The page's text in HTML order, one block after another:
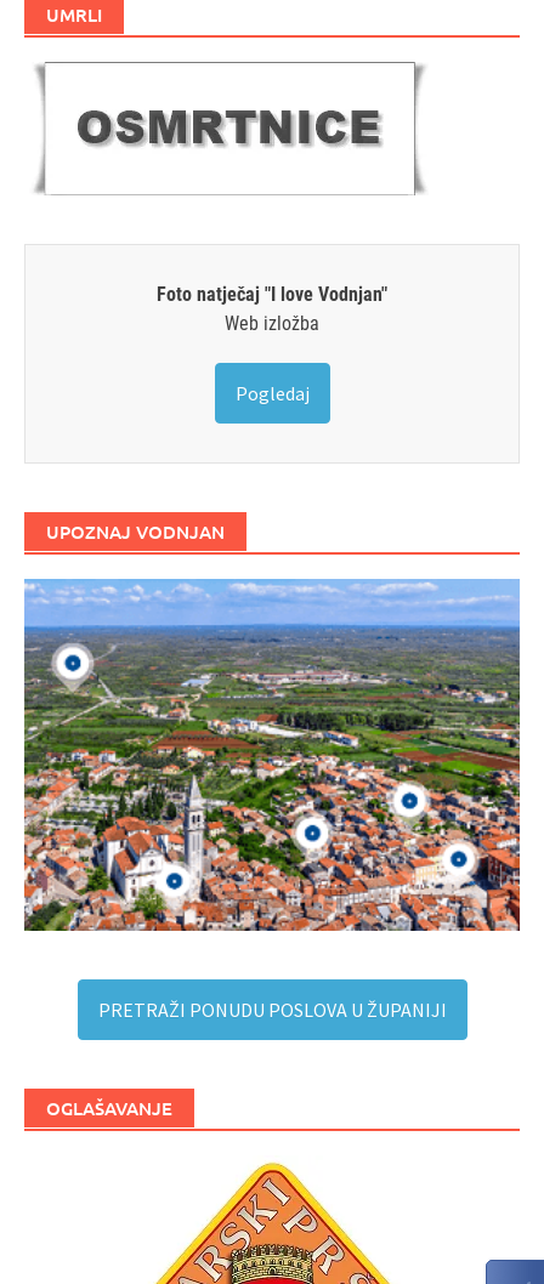
UMRLI
Foto natječaj "I love Vodnjan"
Web izložba
Pogledaj
UPOZNAJ VODNJAN
PRETRAŽI PONUDU POSLOVA U ŽUPANIJI
OGLAŠAVANJE